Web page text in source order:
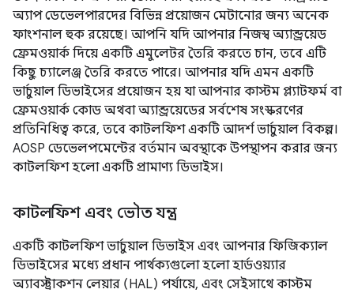
অ্যাপ ডেভেলপারদের বিভিন্ন প্রয়োজন মেটানোর জন্য অনেক
ফাংশনাল হুক রয়েছে। আপনি যদি আপনার নিজস্ব অ্যান্ড্রয়েড
ফ্রেমওয়ার্ক দিয়ে একটি এমুলেটর তৈরি করতে চান, তবে এটি
কিছু চ্যালেঞ্জ তৈরি করতে পারে। আপনার যদি এমন একটি
ভার্চুয়াল ডিভাইসের প্রয়োজন হয় যা আপনার কাস্টম প্ল্যাটফর্ম বা
ফ্রেমওয়ার্ক কোড অথবা অ্যান্ড্রয়েডের সর্বশেষ সংস্করণের
প্রতিনিধিত্ব করে, তবে কাটলফিশ একটি আদর্শ ভার্চুয়াল বিকল্প।
AOSP ডেভেলপমেন্টের বর্তমান অবস্থাকে উপস্থাপন করার জন্য
কাটলফিশ হলো একটি প্রামাণ্য ডিভাইস।
কাটলফিশ এবং ভৌত যন্ত্র
একটি কাটলফিশ ভার্চুয়াল ডিভাইস এবং আপনার ফিজিক্যাল
ডিভাইসের মধ্যে প্রধান পার্থক্যগুলো হলো হার্ডওয়্যার
অ্যাবস্ট্রাকশন লেয়ার (HAL) পর্যায়ে, এবং সেইসাথে কাস্টম